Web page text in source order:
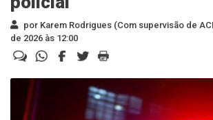
por Karem Rodrigues (Com supervisão de
de 2026 às 12:00